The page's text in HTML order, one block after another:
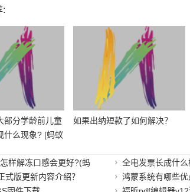
:
部分学龄前儿童
什么现象? [蚂蚁
如果出纳短款了如何解决？
样解冻口感会更好?(蚂 全电发票长成什
式版更新内容介绍？
鸿蒙系统有哪些优